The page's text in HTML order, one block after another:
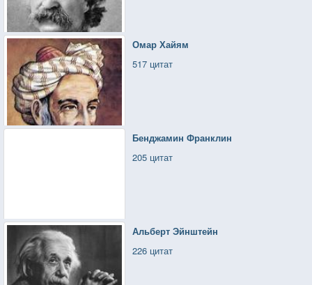
Омар Хайям
517 цитат
Бенджамин Франклин
205 цитат
Альберт Эйнштейн
226 цитат